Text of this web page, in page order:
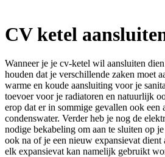
CV ketel
Wanneer je je cv-ketel wil aansluiten
houden dat je verschillende zaken moet
warme en koude aansluiting voor je
toevoer voor je radiatoren en natuurlijk
erop dat er in sommige gevallen ook
condenswater. Verder heb je nog de
nodige bekabeling om aan te sluiten op
ook na of je een nieuw expansievat
elk expansievat kan namelijk gebruikt